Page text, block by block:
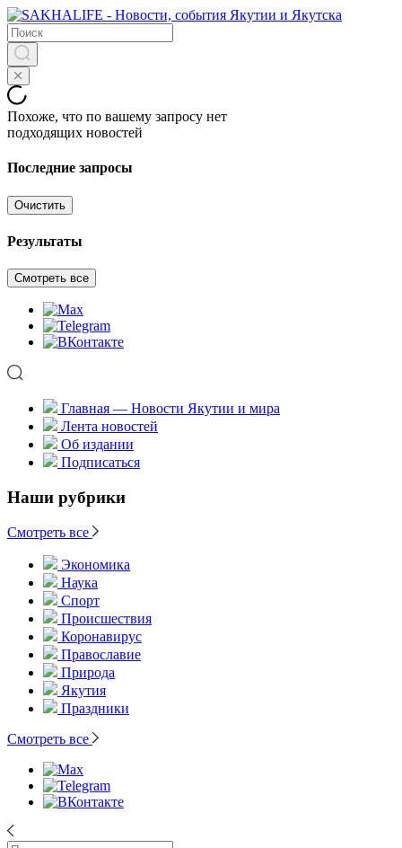
Похоже, что по вашему запросу нет
подходящих новостей
Последние запросы
Очистить
Результаты
Смотреть все
Главная — Новости Якутии и мира
Лента новостей
Об издании
Подписаться
Наши рубрики
Смотреть все
Экономика
Наука
Спорт
Происшествия
Коронавирус
Православие
Природа
Якутия
Праздники
Смотреть все